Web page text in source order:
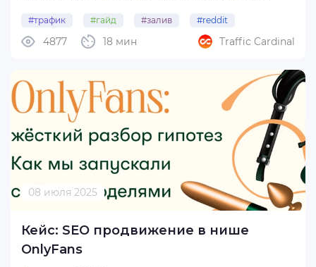
Reddit с каждым месяцем все сильнее
— особенно в адалт-нише. Тем не менее
веб-мастера продолжают стабильно ...
#трафик #гайд #залив #reddit
#onlyfans 18 мин
4877 Traffic Cardinal
08 июля 2025
Кейс: SEO продвижение в нише
OnlyFans